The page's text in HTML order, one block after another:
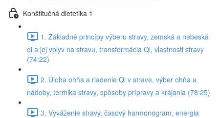
Konštitučná dietetika 1
1. Základné princípy výberu stravy, zemská a nebeská
qi a jej vplyv na stravu, transformácia Qi, vlastnosti stravy
(74:22)
2. Úloha ohňa a riadenie Qi v strave, výber ohňa a
nádoby, termika stravy, spôsoby prípravy a krájania (78:25)
3. Vyváženie stravy, časový harmonogram, energia